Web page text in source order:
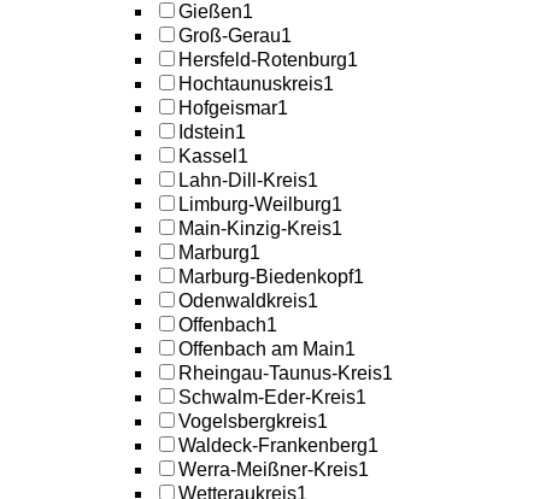
Gießen1
Groß-Gerau1
Hersfeld-Rotenburg1
Hochtaunuskreis1
Hofgeismar1
Idstein1
Kassel 1
Lahn-Dill-Kreis1
Limburg-Weilburg1
Main-Kinzig-Kreis1
Marburg1
Marburg-Biedenkopf1
Odenwaldkreis1
Offenbach1
Offenbach am Main1
Rheingau-Taunus-Kreis1
Schwalm-Eder-Kreis1
Vogelsbergkreis1
Waldeck-Frankenberg1
Werra-Meißner-Kreis1
Wetteraukreis1